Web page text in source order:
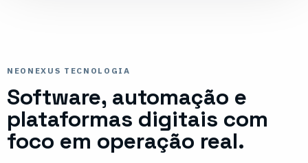
NEONEXUS TECNOLOGIA
Software, automação e
plataformas digitais com
foco em operação real.